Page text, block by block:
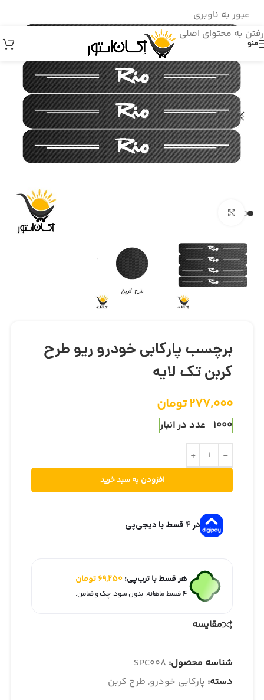
عبور به ناوبری
رفتن به محتوای اصلی
منو
برچسب پارکابی خودرو ریو طرح
کربن تک لایه
277,000تومان
1000 عدد در انبار
افزودن به سبد خرید
در ۴ قسط با دیجی‌پی
هر قسط با ترب‌پی:69,250تومان
۴ قسط ماهانه. بدون سود، چک و ضامن.
مقایسه
شناسه محصول: SPC008
دسته: پارکابی خودرو, طرح کربن